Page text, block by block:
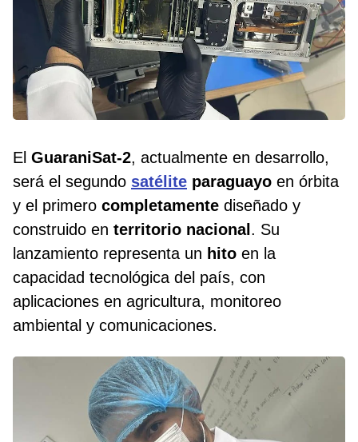
El GuaraniSat-2, actualmente en desarrollo,
será el segundo satélite paraguayo en órbita
y el primero completamente diseñado y
construido en territorio nacional . Su
lanzamiento representa un hito en la
capacidad tecnológica del país, con
aplicaciones en agricultura, monitoreo
ambiental y comunicaciones.